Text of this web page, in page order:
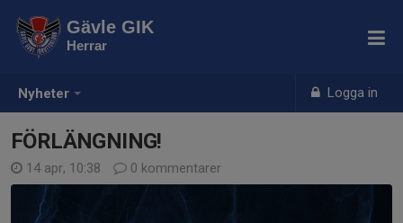
Nyheter Logga in
Gävle GIK
Herrar
FÖRLÄNGNING!
14 apr, 10:38 0 kommentarer